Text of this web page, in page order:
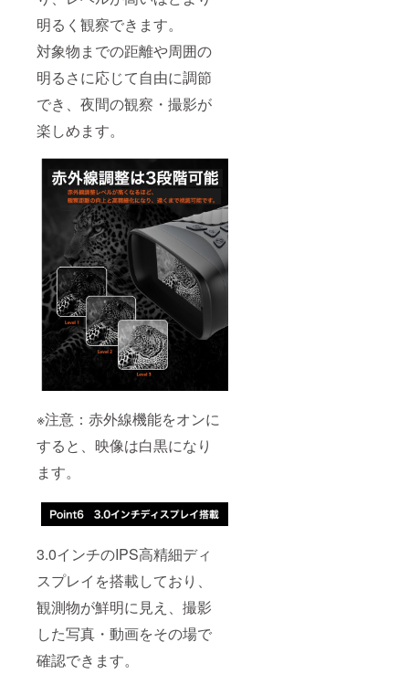
明るく観察できます。
対象物までの距離や周囲の
明るさに応じて自由に調節
でき、夜間の観察・撮影が
楽しめます。
※注意：赤外線機能をオンに
すると、映像は白黒になり
ます。
3.0インチのIPS高精細ディ
スプレイを搭載しており、
観測物が鮮明に見え、撮影
した写真・動画をその場で
確認できます。